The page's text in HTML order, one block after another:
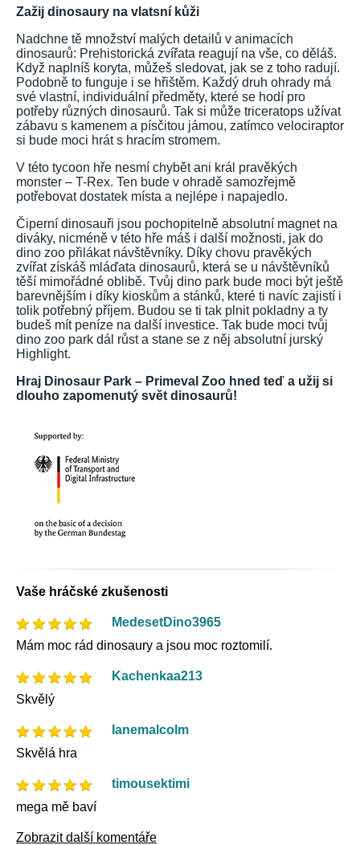
Zažij dinosaury na vlatsní kůži
Nadchne tě množství malých detailů v animacích
dinosaurů: Prehistorická zvířata reagují na vše, co děláš.
Když naplníš koryta, můžeš sledovat, jak se z toho radují.
Podobně to funguje i se hřištěm. Každý druh ohrady má
své vlastní, individuální předměty, které se hodí pro
potřeby různých dinosaurů. Tak si může triceratops užívat
zábavu s kamenem a písčitou jámou, zatímco velociraptor
si bude moci hrát s hracím stromem.
V této tycoon hře nesmí chybět ani král pravěkých
monster – T-Rex. Ten bude v ohradě samozřejmě
potřebovat dostatek místa a nejlépe i napajedlo.
Čiperní dinosauři jsou pochopitelně absolutní magnet na
diváky, nicméně v této hře máš i další možnosti, jak do
dino zoo přilákat návštěvníky. Díky chovu pravěkých
zvířat získáš mláďata dinosaurů, která se u návštěvníků
těší mimořádné oblibě. Tvůj dino park bude moci být ještě
barevnějším i díky kioskům a stánků, které ti navíc zajistí i
tolik potřebný příjem. Budou se ti tak plnit pokladny a ty
budeš mít peníze na další investice. Tak bude moci tvůj
dino zoo park dál růst a stane se z něj absolutní jurský
Highlight.
Hraj Dinosaur Park – Primeval Zoo hned teď a užij si
dlouho zapomenutý svět dinosaurů!
Vaše hráčské zkušenosti
MedesetDino3965
Mám moc rád dinosaury a jsou moc roztomilí.
Kachenkaa213
Skvělý
Ianemalcolm
Skvělá hra
timousektimi
mega mě baví
Zobrazit další komentáře